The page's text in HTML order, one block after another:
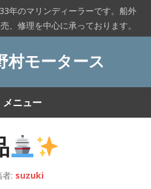
年のマリンディーラーです。船外
、修理を中心に承っております。
村モータース
メニュー
: suzuki